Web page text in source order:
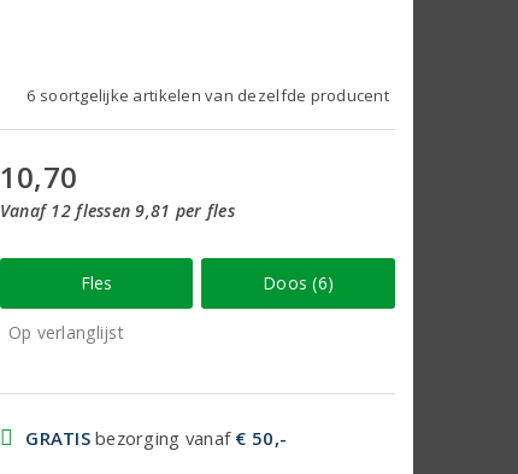
6 soortgelijke artikelen van dezelfde producent
10,70
Vanaf 12 flessen 9,81 per fles
Fles Doos (6)
Op verlanglijst
GRATISbezorging vanaf € 50,-